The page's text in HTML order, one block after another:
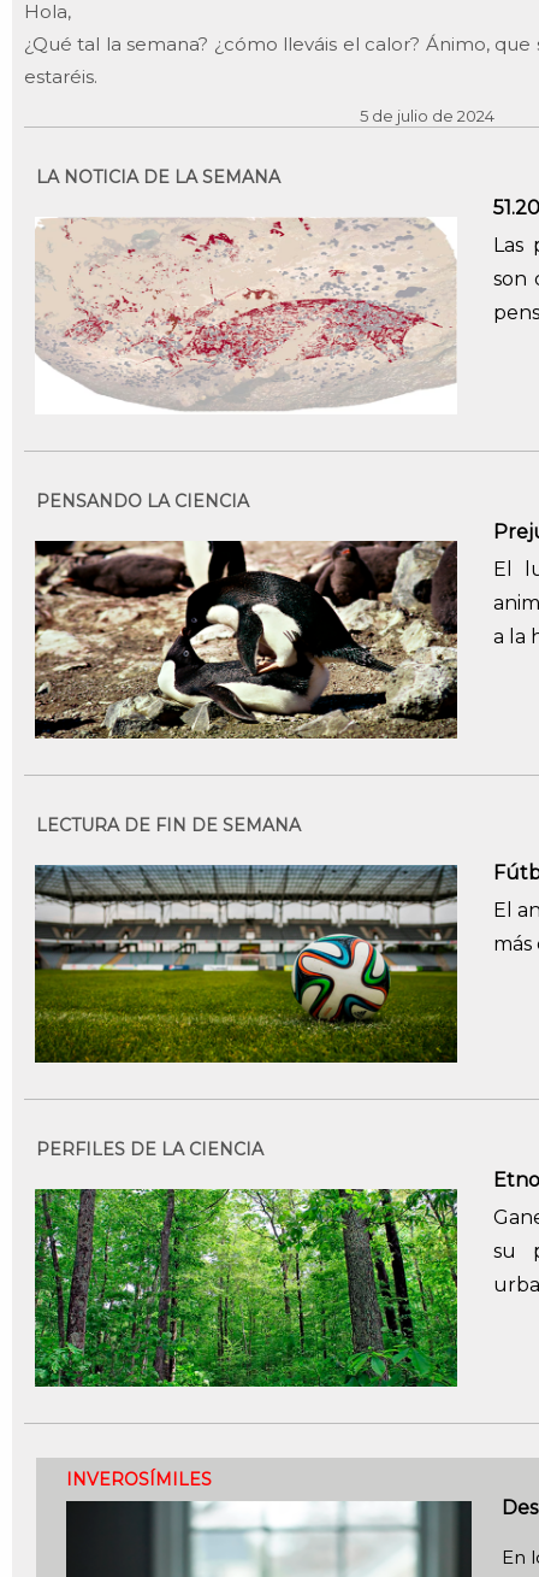
Hola,
¿Qué tal la semana? ¿cómo lleváis el calor? Ánimo,
estaréis.
5 de julio de 2024
LA NOTICIA DE LA SEMANA
Las
son
PENSANDO LA CIENCIA
El
a la
LECTURA DE FIN DE SEMANA
El
PERFILES DE LA CIENCIA
su
INVEROSÍMILES
En